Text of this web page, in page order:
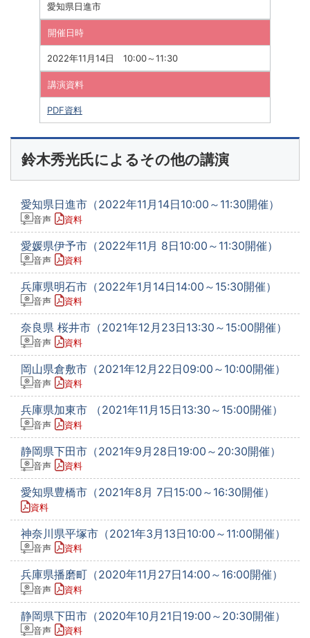
愛知県日進市
開催日時
2022年11月14日 10:00～11:30
講演資料
PDF資料
鈴木秀光氏によるその他の講演
愛知県日進市（2022年11月14日10:00～11:30開催）
音声 資料
愛媛県伊予市（2022年11月 8日10:00～11:30開催）
音声 資料
兵庫県明石市（2022年1月14日14:00～15:30開催）
音声 資料
奈良県 桜井市（2021年12月23日13:30～15:00開催）
音声 資料
岡山県倉敷市（2021年12月22日09:00～10:00開催）
音声 資料
兵庫県加東市 （2021年11月15日13:30～15:00開催）
音声 資料
静岡県下田市（2021年9月28日19:00～20:30開催）
音声 資料
愛知県豊橋市（2021年8月 7日15:00～16:30開催）
資料
神奈川県平塚市（2021年3月13日10:00～11:00開催）
音声 資料
兵庫県播磨町（2020年11月27日14:00～16:00開催）
音声 資料
静岡県下田市（2020年10月21日19:00～20:30開催）
音声 資料